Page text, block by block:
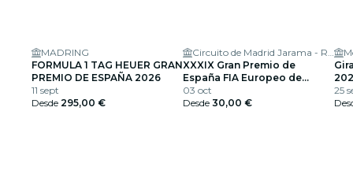
MADRING
FORMULA 1 TAG HEUER GRAN
PREMIO DE ESPAÑA 2026
11 sept
Desde 295,00 €
Circuito de Madrid Jarama - RACE
XXXIX Gran Premio de
España FIA Europeo de
Camiones
03 oct
Desde 30,00 €
25